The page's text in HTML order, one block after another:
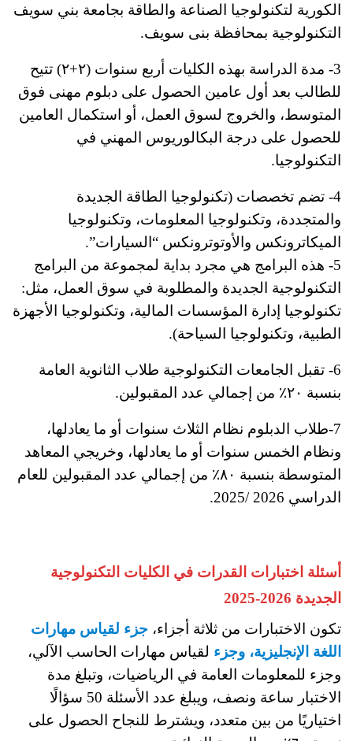
الكورية لتكنولوجيا الصناعة والطاقة بجامعة بني سويف
التكنولوجية بمحافظة بنى سويف.
3- مدة الدراسة بهذه الكليات أربع سنوات (٢+٢) تتيح
للطالب بعد أول عامين الحصول على دبلوم مهنى فوق
المتوسط، والخروج لسوق العمل، أو استكمال العامين
للحصول على درجة البكالوريوس المهني في
التكنولوجيا.
4- تضم تخصصات (تكنولوجيا الطاقة الجديدة
والمتجددة، وتكنولوجيا المعلومات، وتكنولوجيا
الميكاترونكس والأوتوترونكس “السيارات”.
5- هذه البرامج هي مجرد بداية لمجموعة من البرامج
التكنولوجية الجديدة والمطلوبة في سوق العمل، مثل:
تكنولوجيا إدارة المؤسسات المالية، وتكنولوجيا الأجهزة
الطبية، وتكنولوجيا السياحة).
6- تقبل الجامعات التكنولوجية طلاب الثانوية العامة
بنسبة ٢٠٪ من إجمالي عدد المقبولين.
7-طلاب الدبلوم نظام الثلاث سنوات أو ما يعادلها،
ونظام الخمس سنوات أو ما يعادلها، وخريجي المعاهد
المتوسطة بنسبة ٨٠٪ من إجمالي عدد المقبولين للعام
الدراسي 2026 /2025.
أسئلة اختبارات القدرات في الكليات التكنولوجية
الجديدة 2026-2025
تكون الاختبارات من ثلاثة أجزاء، جزء لقياس مهارات
اللغة الإنجليزية، وجزء لقياس مهارات الحاسب الآلي،
وجزء للمعلومات العامة في الرياضيات، وتبلغ مدة
الاختبار ساعة ونصف، ويبلغ عدد الأسئلة 50 سؤالًا
اختياريًا من بين متعدد، ويشترط للنجاح الحصول على